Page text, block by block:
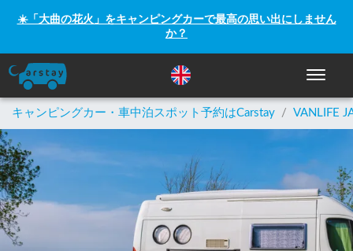
☀️「大曲の花火」をキャンピングカーで最高の思い出にしません
か？
ナビゲ
キャンピングカー・車中泊スポット予約はCarstay / VANLIFE